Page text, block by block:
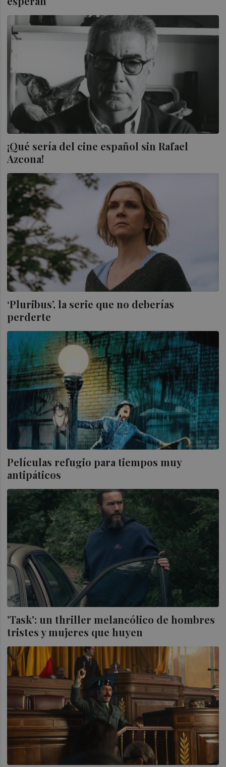
¡Qué sería del cine español sin Rafael
Azcona!
‘Pluribus’, la serie que no deberías
perderte
Películas refugio para tiempos muy
antipáticos
'Task': un thriller melancólico de hombres
tristes y mujeres que huyen